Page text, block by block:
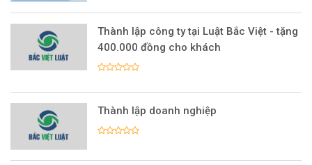
Thành lập công ty tại Luật Bắc Việt - tặng
400.000 đồng cho khách
Thành lập doanh nghiệp